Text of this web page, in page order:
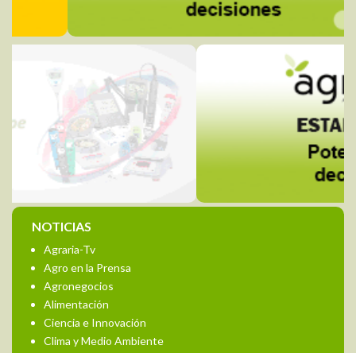
NOTICIAS
Agraria-Tv
Agro en la Prensa
Agronegocios
Alimentación
Ciencia e Innovación
Clima y Medio Ambiente